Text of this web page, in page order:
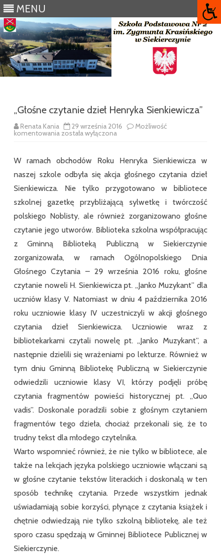
MENU
„Głośne czytanie dzieł Henryka Sienkiewicza”
Renata Kania 29 września 2016 Możliwość
komentowania „Głośne
Sienkiewicza”
została wyłączona
W ramach obchodów Roku Henryka Sienkiewicza w
naszej szkole odbyła się akcja głośnego czytania dzieł
Sienkiewicza. Nie tylko przygotowano w bibliotece
szkolnej gazetkę przybliżającą sylwetkę i twórczość
polskiego Noblisty, ale również zorganizowano głośne
czytanie jego utworów. Biblioteka szkolna współpracując
z Gminną Biblioteką Publiczną w Siekierczynie
zorganizowała, w ramach Ogólnopolskiego Dnia
Głośnego Czytania – 29 września 2016 roku, głośne
czytanie noweli H. Sienkiewicza pt. „Janko Muzykant” dla
uczniów klasy V. Natomiast w dniu 4 października 2016
roku uczniowie klasy IV uczestniczyli w akcji głośnego
czytania dzieł Sienkiewicza. Uczniowie wraz z
bibliotekarkami czytali nowelę pt. „Janko Muzykant”, a
następnie dzielili się wrażeniami po lekturze. Również w
tym dniu Gminną Bibliotekę Publiczną w Siekierczynie
odwiedzili uczniowie klasy VI, którzy podjęli próbę
czytania fragmentów powieści historycznej pt. „Quo
vadis”. Doskonale poradzili sobie z głośnym czytaniem
fragmentów tego dzieła, chociaż przekonali się, że to
trudny tekst dla młodego czytelnika.
Warto wspomnieć również, że nie tylko w bibliotece, ale
także na lekcjach języka polskiego uczniowie włączani są
w głośne czytanie tekstów literackich i doskonalą w ten
sposób technikę czytania. Przede wszystkim jednak
uświadamiają sobie korzyści, płynące z czytania książek i
chętnie odwiedzają nie tylko szkolną bibliotekę, ale też
sporo czasu spędzają w Gminnej Bibliotece Publicznej w
Siekierczynie.